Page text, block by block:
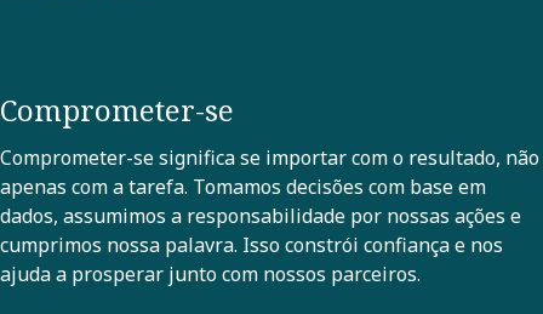
Comprometer-se
Comprometer-se significa se importar com o resultado, não
apenas com a tarefa. Tomamos decisões com base em
dados, assumimos a responsabilidade por nossas ações e
cumprimos nossa palavra. Isso constrói confiança e nos
ajuda a prosperar junto com nossos parceiros.